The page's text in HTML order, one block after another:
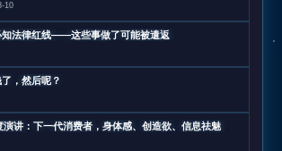
10
知法律红线——这些事做了可能被遣返
，然后呢？
演讲：下一代消费者，身体感、创造欲、信息祛魅